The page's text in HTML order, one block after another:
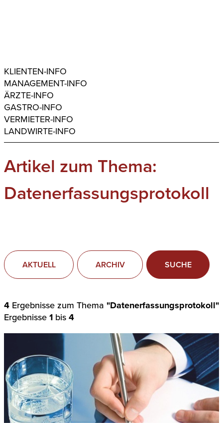
KLIENTEN-INFO
MANAGEMENT-INFO
ÄRZTE-INFO
GASTRO-INFO
VERMIETER-INFO
LANDWIRTE-INFO
Artikel zum Thema:
Datenerfassungsprotokoll
AKTUELL ARCHIV SUCHE
4 Ergebnisse zum Thema "Datenerfassungsprotokoll"
Ergebnisse1 bis4